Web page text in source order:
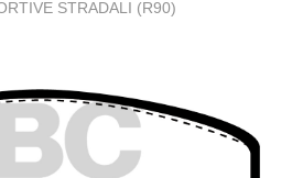
STRADALI (R90)